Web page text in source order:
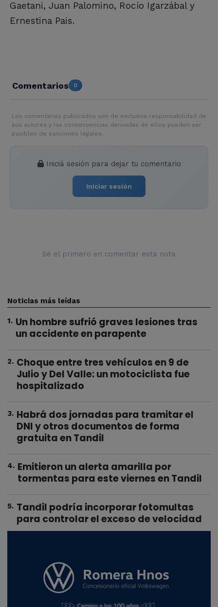
Gaetani, Juan Palomino, Rocío Igarzábal y
Ernestina Pais.
Comentarios 0
Los comentarios publicados son de exclusiva responsabilidad de
sus autores y las consecuencias derivadas de ellos pueden ser
pasibles de sanciones legales.
Iniciá sesión para dejar tu comentario
Iniciar sesión
Sé el primero en comentar esta nota
Noticias más leídas
1. Un hombre sufrió graves lesiones tras
un accidente en parapente
2. Choque entre tres vehículos en 9 de
Julio y Del Valle: un motociclista fue
hospitalizado
3. Habrá dos jornadas para tramitar el
DNI y otros documentos de forma
gratuita en Tandil
4. Emitieron un alerta amarilla por
tormentas para este viernes en Tandil
5. Tandil podría incorporar fotomultas
para controlar el exceso de velocidad